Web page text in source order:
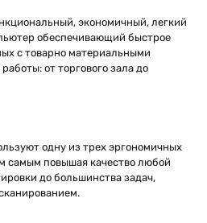
экономичный, легкий
обеспечивающий быстрое
с товарно материальными
от торгового зала до
одну из трех эргономичных
самым повышая качество любой
до большинства задач,